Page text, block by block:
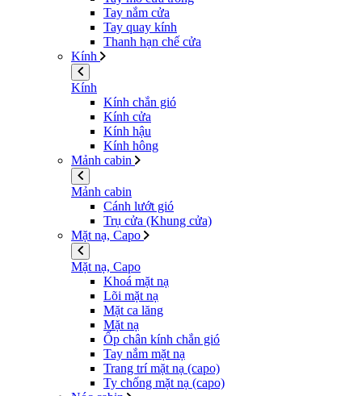
Tay nắm cửa
Tay quay kính
Thanh hạn chế cửa
Kính
Kính
Kính chắn gió
Kính cửa
Kính hậu
Kính hông
Mảnh cabin
Mảnh cabin
Cánh lướt gió
Trụ cửa (Khung cửa)
Mặt nạ, Capo
Mặt nạ, Capo
Khoá mặt nạ
Lõi mặt nạ
Mặt ca lăng
Mặt nạ
Ốp chân kính chắn gió
Tay nắm mặt nạ
Trang trí mặt nạ (capo)
Ty chống mặt nạ (capo)